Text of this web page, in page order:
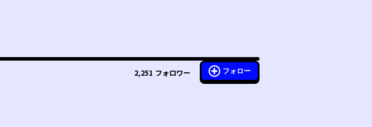
2,251 フォロワー フォロー